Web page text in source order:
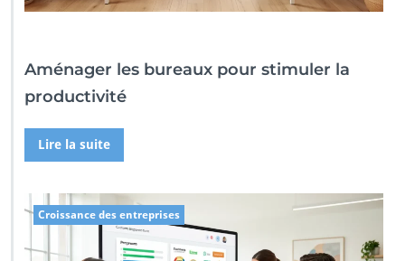
Aménager les bureaux pour stimuler la
productivité
Lire la suite
Croissance des entreprises